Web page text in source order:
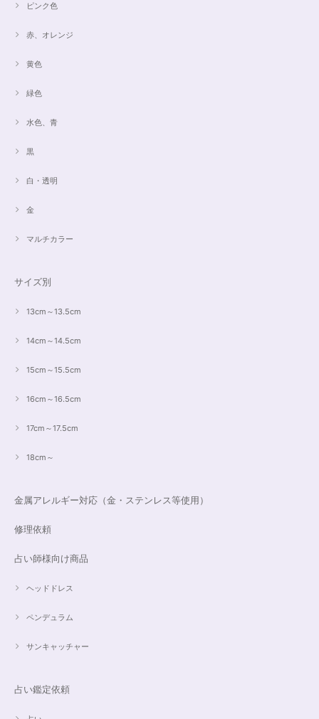
ピンク色
赤、オレンジ
黄色
緑色
水色、青
黒
白・透明
金
マルチカラー
サイズ別
13cm～13.5cm
14cm～14.5cm
15cm～15.5cm
16cm～16.5cm
17cm～17.5cm
18cm～
金属アレルギー対応（金・ステンレス等使用）
修理依頼
占い師様向け商品
ヘッドドレス
ペンデュラム
サンキャッチャー
占い鑑定依頼